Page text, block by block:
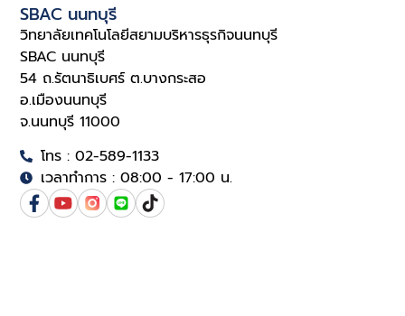
SBAC นนทบุรี
วิทยาลัยเทคโนโลยีสยามบริหารธุรกิจนนทบุรี
SBAC นนทบุรี
54 ถ.รัตนาธิเบศร์ ต.บางกระสอ
อ.เมืองนนทบุรี
จ.นนทบุรี 11000
โทร : 02-589-1133
เวลาทำการ : 08:00 - 17:00 น.